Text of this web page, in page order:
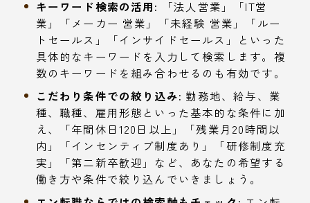
キーワード検索の活用:
「法人営業」「IT営
業」「メーカー 営業」「未経験 営業」「ルー
トセールス」「インサイドセールス」といった
具体的なキーワードを入力して検索します。複
数のキーワードを組み合わせるのも有効です。
こだわり条件での絞り込み: 勤務地、給与、業
種、職種、雇用形態といった基本的な条件に加
え、「年間休日120日以上」「残業月20時間以
内」「インセンティブ制度あり」「研修制度充
実」「第二新卒歓迎」など、あなたの希望する
働き方や条件で絞り込んでいきましょう。